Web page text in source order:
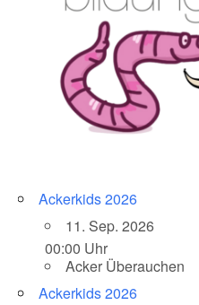
Ackerkids 2026
11. Sep. 2026
00:00 Uhr
Acker Überauchen
Ackerkids 2026